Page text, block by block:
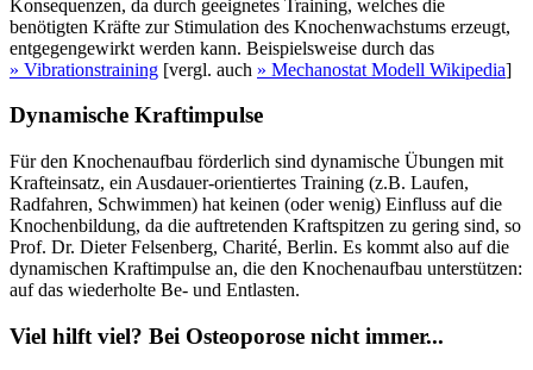
Konsequenzen, da durch geeignetes Training, welches die
benötigten Kräfte zur Stimulation des Knochenwachstums erzeugt,
entgegengewirkt werden kann. Beispielsweise durch das
» Vibrationstraining [vergl. auch » Mechanostat Modell Wikipedia]
Dynamische Kraftimpulse
Für den Knochenaufbau förderlich sind dynamische Übungen mit
Krafteinsatz, ein Ausdauer-orientiertes Training (z.B. Laufen,
Radfahren, Schwimmen) hat keinen (oder wenig) Einfluss auf die
Knochenbildung, da die auftretenden Kraftspitzen zu gering sind, so
Prof. Dr. Dieter Felsenberg, Charité, Berlin. Es kommt also auf die
dynamischen Kraftimpulse an, die den Knochenaufbau unterstützen:
auf das wiederholte Be- und Entlasten.
Viel hilft viel? Bei Osteoporose nicht immer...